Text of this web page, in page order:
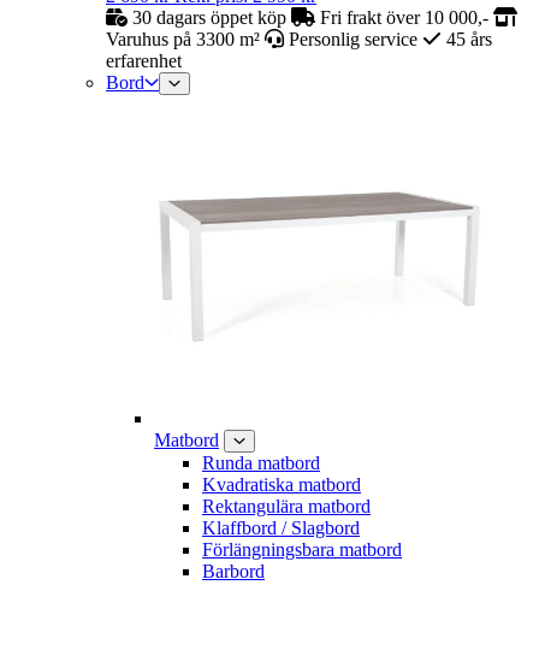
30 dagars öppet köp
Fri frakt över 10 000,-
Varuhus på 3300 m²
Personlig service
45 års
erfarenhet
Bord
Matbord
Runda matbord
Kvadratiska matbord
Rektangulära matbord
Klaffbord / Slagbord
Förlängningsbara matbord
Barbord